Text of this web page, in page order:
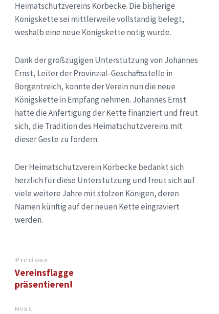
Heimatschutzvereins Körbecke. Die bisherige
Königskette sei mittlerweile vollständig belegt,
weshalb eine neue Königskette nötig wurde.
Dank der großzügigen Unterstützung von Johannes
Ernst, Leiter der Provinzial-Geschäftsstelle in
Borgentreich, konnte der Verein nun die neue
Königskette in Empfang nehmen. Johannes Ernst
hatte die Anfertigung der Kette finanziert und freut
sich, die Tradition des Heimatschutzvereins mit
dieser Geste zu fördern.
Der Heimatschutzverein Körbecke bedankt sich
herzlich für diese Unterstützung und freut sich auf
viele weitere Jahre mit stolzen Königen, deren
Namen künftig auf der neuen Kette eingraviert
werden.
Previous
Vereinsflagge
präsentieren!
Next